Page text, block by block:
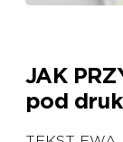
JAK
pod